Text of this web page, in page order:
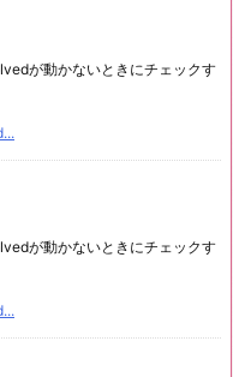
が動かないときにチェックす
が動かないときにチェックす